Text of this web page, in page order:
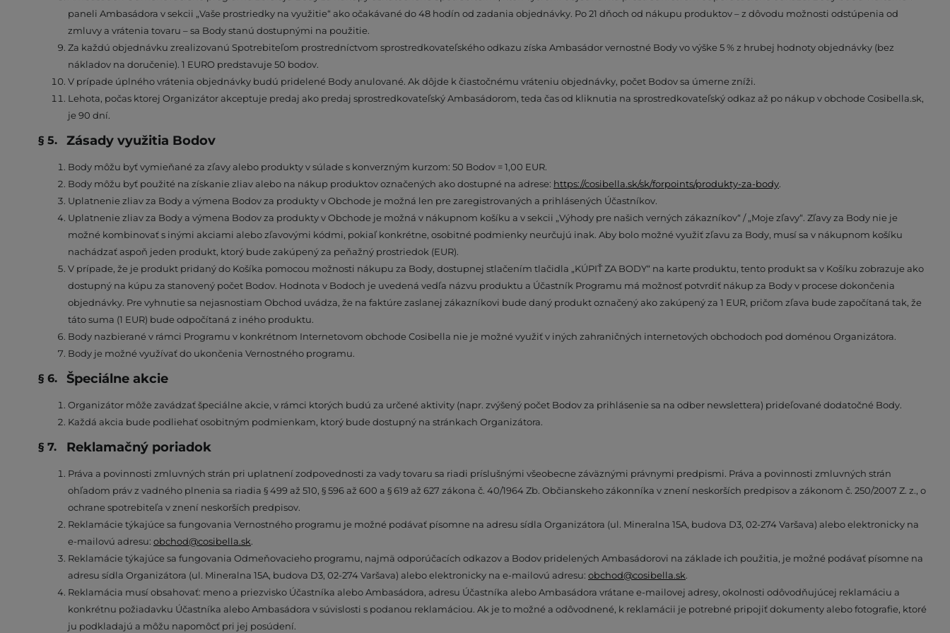
paneli Ambasádora v sekcii „Vaše prostriedky na využitie“ ako očakávané do 48 hodín od zadania objednávky. Po 21 dňoch od nákupu produktov – z dôvodu možnosti odstúpenia od
zmluvy a vrátenia tovaru – sa Body stanú dostupnými na použitie.
Za každú objednávku zrealizovanú Spotrebiteľom prostredníctvom sprostredkovateľského odkazu získa Ambasádor vernostné Body vo výške 5 % z hrubej hodnoty objednávky (bez
nákladov na doručenie). 1 EURO predstavuje 50 bodov.
V prípade úplného vrátenia objednávky budú pridelené Body anulované. Ak dôjde k čiastočnému vráteniu objednávky, počet Bodov sa úmerne zníži.
Lehota, počas ktorej Organizátor akceptuje predaj ako predaj sprostredkovateľský Ambasádorom, teda čas od kliknutia na sprostredkovateľský odkaz až po nákup v obchode Cosibella.sk,
je 90 dní.
Zásady využitia Bodov
Body môžu byť vymieňané za zľavy alebo produkty v súlade s konverzným kurzom: 50 Bodov = 1,00 EUR.
Body môžu byť použité na získanie zliav alebo na nákup produktov označených ako dostupné na adrese: https://cosibella.sk/sk/forpoints/produkty-za-body.
Uplatnenie zliav za Body a výmena Bodov za produkty v Obchode je možná len pre zaregistrovaných a prihlásených Účastníkov.
Uplatnenie zliav za Body a výmena Bodov za produkty v Obchode je možná v nákupnom košíku a v sekcii „Výhody pre našich verných zákazníkov“ / „Moje zľavy“. Zľavy za Body nie je
možné kombinovať s inými akciami alebo zľavovými kódmi, pokiaľ konkrétne, osobitné podmienky neurčujú inak. Aby bolo možné využiť zľavu za Body, musí sa v nákupnom košíku
nachádzať aspoň jeden produkt, ktorý bude zakúpený za peňažný prostriedok (EUR).
V prípade, že je produkt pridaný do Košíka pomocou možnosti nákupu za Body, dostupnej stlačením tlačidla „KÚPIŤ ZA BODY“ na karte produktu, tento produkt sa v Košíku zobrazuje ako
dostupný na kúpu za stanovený počet Bodov. Hodnota v Bodoch je uvedená vedľa názvu produktu a Účastník Programu má možnosť potvrdiť nákup za Body v procese dokončenia
objednávky. Pre vyhnutie sa nejasnostiam Obchod uvádza, že na faktúre zaslanej zákazníkovi bude daný produkt označený ako zakúpený za 1 EUR, pričom zľava bude započítaná tak, že
táto suma (1 EUR) bude odpočítaná z iného produktu.
Body nazbierané v rámci Programu v konkrétnom Internetovom obchode Cosibella nie je možné využiť v iných zahraničných internetových obchodoch pod doménou Organizátora.
Body je možné využívať do ukončenia Vernostného programu.
Špeciálne akcie
Organizátor môže zavádzať špeciálne akcie, v rámci ktorých budú za určené aktivity (napr. zvýšený počet Bodov za prihlásenie sa na odber newslettera) prideľované dodatočné Body.
Každá akcia bude podliehať osobitným podmienkam, ktorý bude dostupný na stránkach Organizátora.
Reklamačný poriadok
Práva a povinnosti zmluvných strán pri uplatnení zodpovednosti za vady tovaru sa riadi príslušnými všeobecne záväznými právnymi predpismi. Práva a povinnosti zmluvných strán
ohľadom práv z vadného plnenia sa riadia § 499 až 510, § 596 až 600 a § 619 až 627 zákona č. 40/1964 Zb. Občianskeho zákonníka v znení neskorších predpisov a zákonom č. 250/2007 Z. z., o
ochrane spotrebiteľa v znení neskorších predpisov.
Reklamácie týkajúce sa fungovania Vernostného programu je možné podávať písomne na adresu sídla Organizátora (ul. Mineralna 15A, budova D3, 02-274 Varšava) alebo elektronicky na
e-mailovú adresu: obchod@cosibella.sk.
Reklamácie týkajúce sa fungovania Odmeňovacieho programu, najmä odporúčacích odkazov a Bodov pridelených Ambasádorovi na základe ich použitia, je možné podávať písomne na
adresu sídla Organizátora (ul. Mineralna 15A, budova D3, 02-274 Varšava) alebo elektronicky na e-mailovú adresu: obchod@cosibella.sk.
Reklamácia musí obsahovať: meno a priezvisko Účastníka alebo Ambasádora, adresu Účastníka alebo Ambasádora vrátane e-mailovej adresy, okolnosti odôvodňujúcej reklamáciu a
konkrétnu požiadavku Účastníka alebo Ambasádora v súvislosti s podanou reklamáciou. Ak je to možné a odôvodnené, k reklamácii je potrebné pripojiť dokumenty alebo fotografie, ktoré
ju podkladajú a môžu napomôcť pri jej posúdení.